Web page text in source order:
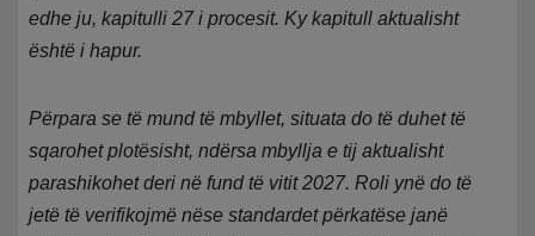
edhe ju, kapitulli 27 i procesit. Ky kapitull aktualisht
është i hapur.
Përpara se të mund të mbyllet, situata do të duhet të
sqarohet plotësisht, ndërsa mbyllja e tij aktualisht
parashikohet deri në fund të vitit 2027. Roli ynë do të
jetë të verifikojmë nëse standardet përkatëse janë